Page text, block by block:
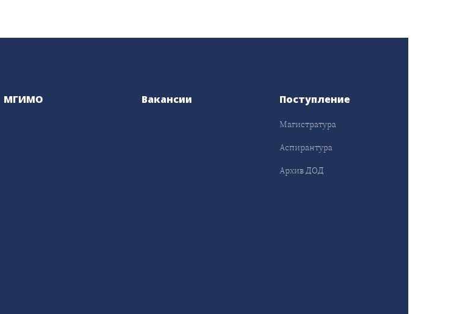
МГИМО Вакансии Поступление
Магистратура
Аспирантура
Архив ДОД